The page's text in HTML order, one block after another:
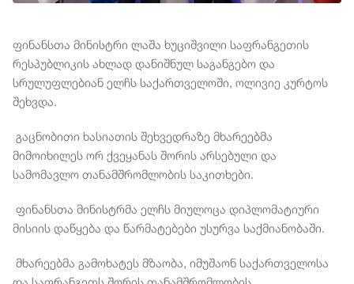
ფინანსთა მინისტრი ლაშა ხუციშვილი საფრანგეთის
რესპუბლიკის ახლად დანიშნულ საგანგებო და
სრულუფლებიან ელჩს საქართველოში, ოლივიე კურტოს
შეხვდა.
გაცნობითი ხასიათის შეხვედრაზე მხარეებმა
მიმოიხილეს ორ ქვეყანას შორის არსებული და
სამომავლო თანამშრომლობის საკითხები.
ფინანსთა მინისტრმა ელჩს მიულოცა დიპლომატიური
მისიის დაწყება და წარმატებები უსურვა საქმიანობაში.
მხარეებმა გამოხატეს მზაობა, იმუშაონ საქართველოსა